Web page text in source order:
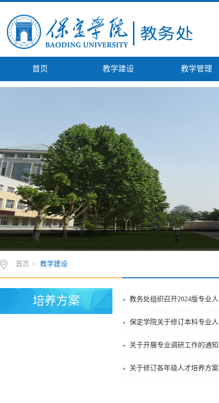
首页 教学建设 教学管理
首页 > 教学建设
培养方案 教务处组织召开2024版专业
保定学院关于修订本科专业
关于开展专业调研工作的通知
关于修订各年级人才培养方